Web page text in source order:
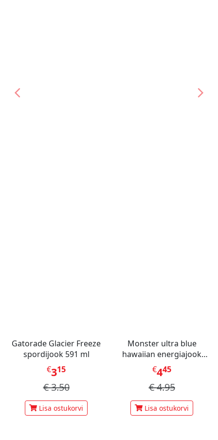
Gatorade Glacier Freeze
spordijook 591 ml
€315
€3.50
Lisa ostukorvi
Monster ultra blue
hawaiian energiajook
473ml
€445
€4.95
Lisa ostukorvi